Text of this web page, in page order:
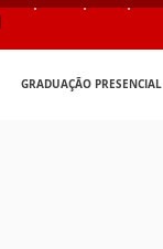
GRADUAÇÃO PRESENCIAL